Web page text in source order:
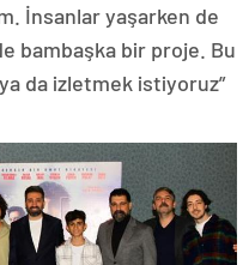
İnsanlar yaşarken de
bambaşka bir proje. Bu
da izletmek istiyoruz”